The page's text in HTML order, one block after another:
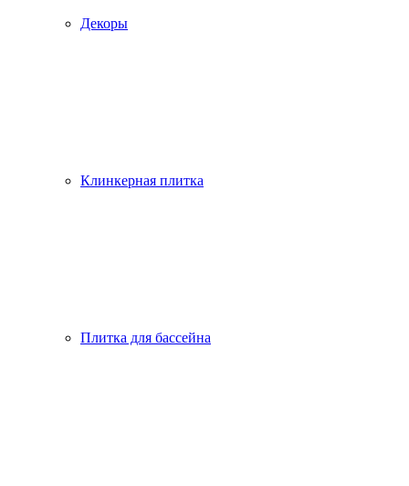
Декоры
Клинкерная плитка
Плитка для бассейна